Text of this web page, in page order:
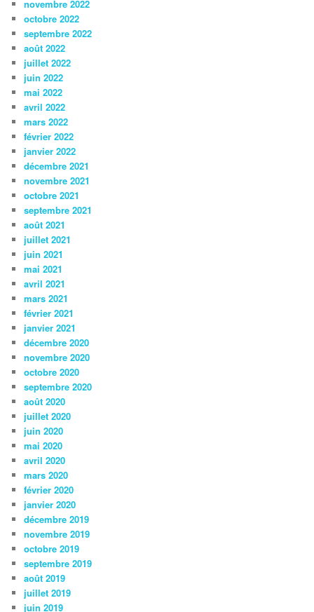
novembre 2022
octobre 2022
septembre 2022
août 2022
juillet 2022
juin 2022
mai 2022
avril 2022
mars 2022
février 2022
janvier 2022
décembre 2021
novembre 2021
octobre 2021
septembre 2021
août 2021
juillet 2021
juin 2021
mai 2021
avril 2021
mars 2021
février 2021
janvier 2021
décembre 2020
novembre 2020
octobre 2020
septembre 2020
août 2020
juillet 2020
juin 2020
mai 2020
avril 2020
mars 2020
février 2020
janvier 2020
décembre 2019
novembre 2019
octobre 2019
septembre 2019
août 2019
juillet 2019
juin 2019